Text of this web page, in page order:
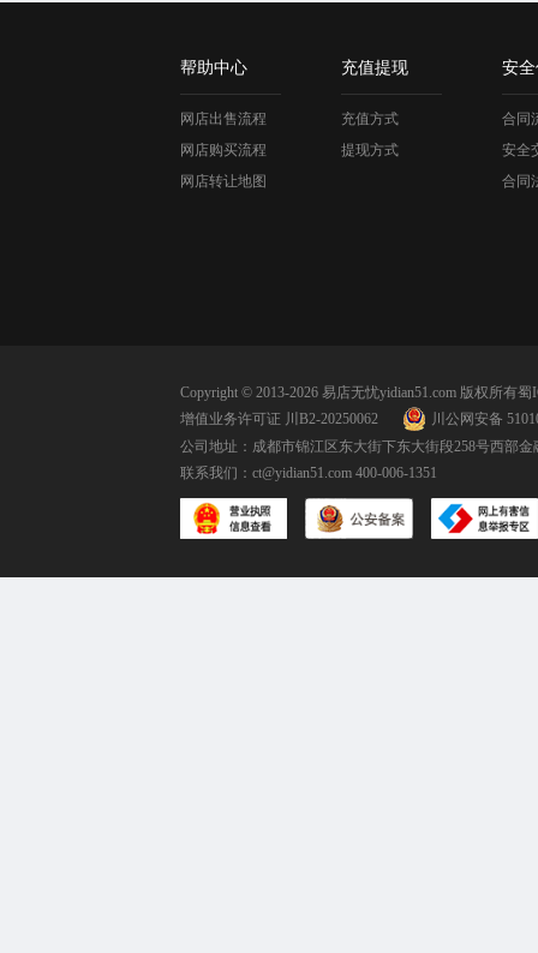
帮助中心
网店出售流程
网店购买流程
网店转让地图
充值提现
充值方式
提现方式
安
合同
安全
合同
Copyright © 2013-2026 易店无忧yidian51.com 版权所有蜀
增值业务许可证 川B2-20250062
川公网安备
公司地址：成都市锦江区东大街下东大街段258号西部金
联系我们： ct@yidian51.com 400-006-1351